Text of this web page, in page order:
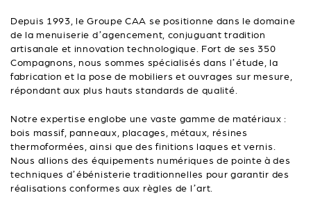
Depuis 1993, le Groupe CAA se positionne dans le domaine
de la menuiserie d’agencement, conjuguant tradition
artisanale et innovation technologique. Fort de ses 350
Compagnons, nous sommes spécialisés dans l’étude, la
fabrication et la pose de mobiliers et ouvrages sur mesure,
répondant aux plus hauts standards de qualité.
Notre expertise englobe une vaste gamme de matériaux :
bois massif, panneaux, placages, métaux, résines
thermoformées, ainsi que des finitions laques et vernis.
Nous allions des équipements numériques de pointe à des
techniques d’ébénisterie traditionnelles pour garantir des
réalisations conformes aux règles de l’art.